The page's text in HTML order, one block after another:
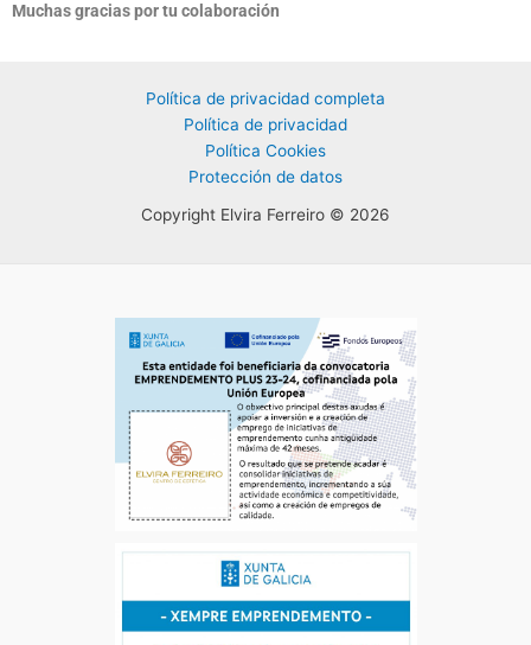
Muchas gracias por tu colaboración
Política de privacidad completa
Política de privacidad
Política Cookies
Protección de datos
Copyright Elvira Ferreiro © 2026